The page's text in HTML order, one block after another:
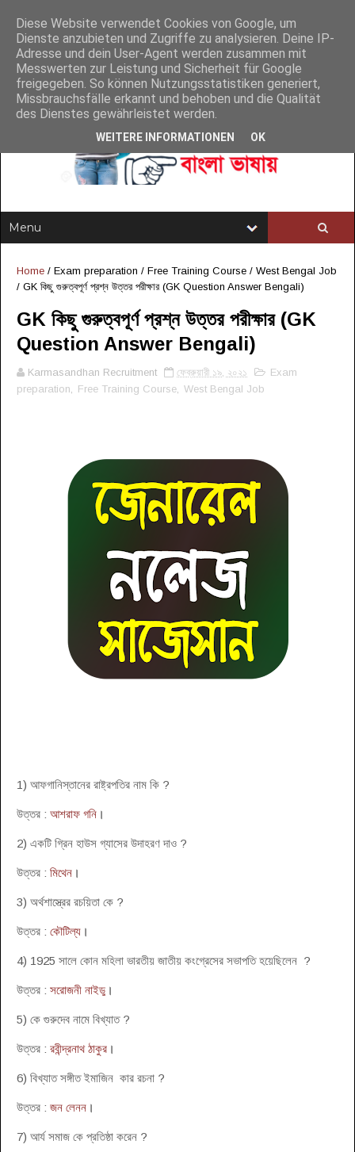
Home / Exam preparation / Free Training Course / West Bengal Job
/ GK কিছু গুরুত্বপূর্ণ প্রশ্ন উত্তর পরীক্ষার (GK Question Answer Bengali)
GK কিছু গুরুত্বপূর্ণ প্রশ্ন উত্তর পরীক্ষার (GK
Question Answer Bengali)
Karmasandhan Recruitment ফেব্রুয়ারী ১৯, ২০২১
Exam
preparation
Free Training Course West Bengal Job
1) আফগানিস্তানের রাষ্ট্রপতির নাম কি ?
উত্তর : আশরাফ গনি ।
2) একটি গ্রিন হাউস গ্যাসের উদাহরণ দাও ?
উত্তর : মিথেন ।
3) অর্থশাস্ত্রের রচয়িতা কে ?
উত্তর : কৌটিল্য ।
4) 1925 সালে কোন মহিলা ভারতীয় জাতীয় কংগ্রেসের সভাপতি হয়েছিলেন ?
উত্তর : সরোজনী নাইডু ।
5) কে গুরুদেব নামে বিখ্যাত ?
উত্তর : রবীন্দ্রনাথ ঠাকুর ।
6) বিখ্যাত সঙ্গীত ইমাজিন কার রচনা ?
উত্তর : জন লেনন ।
7) আর্য সমাজ কে প্রতিষ্ঠা করেন ?
Diese Website verwendet Cookies von Google, um
Dienste anzubieten und Zugriffe zu analysieren. Deine IP-
Adresse und dein User-Agent werden zusammen mit
Messwerten zur Leistung und Sicherheit für Google
freigegeben. So können Nutzungsstatistiken generiert,
Missbrauchsfälle erkannt und behoben und die Qualität
des Dienstes gewährleistet werden.
WEITERE INFORMATIONEN OK